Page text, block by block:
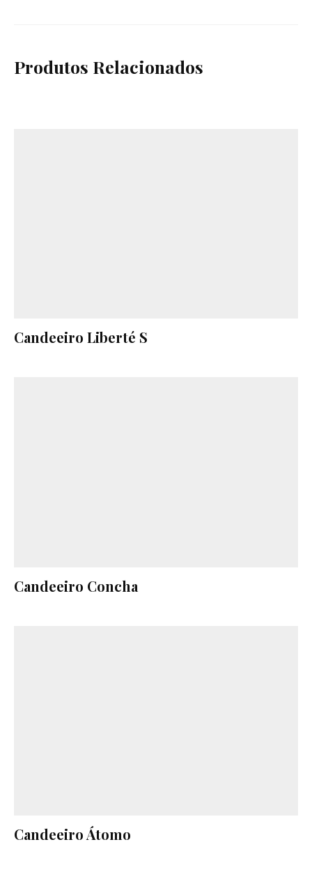
Produtos Relacionados
Candeeiro Liberté S
Candeeiro Concha
Candeeiro Átomo